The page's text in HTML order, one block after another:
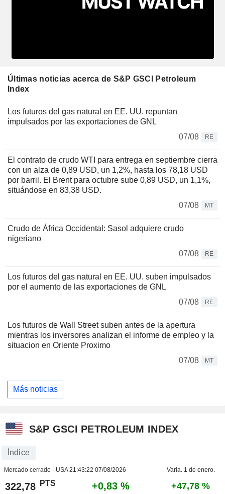
Últimas noticias acerca de S&P GSCI Petroleum
Index
Los futuros del gas natural en EE. UU. repuntan
impulsados por las exportaciones de GNL
07/08
RE
El contrato de crudo WTI para entrega en septiembre cierra
con un alza de 0,89 USD, un 1,2%, hasta los 78,18 USD
por barril. El Brent para octubre sube 0,89 USD, un 1,1%,
situándose en 83,38 USD.
07/08
MT
Crudo de África Occidental: Sasol adquiere crudo
nigeriano
07/08
RE
Los futuros del gas natural en EE. UU. suben impulsados
por el aumento de las exportaciones de GNL
07/08
RE
Los futuros de Wall Street suben antes de la apertura
mientras los inversores analizan el informe de empleo y la
situacion en Oriente Proximo
07/08
MT
Más noticias
S&P GSCI PETROLEUM INDEX
Índice
Mercado cerrado - USA21:43:22 07/08/2026 Varia. 1 de enero.
322,78 PTS +0,83 % +47,78 %